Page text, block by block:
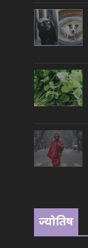
ज्योतिष